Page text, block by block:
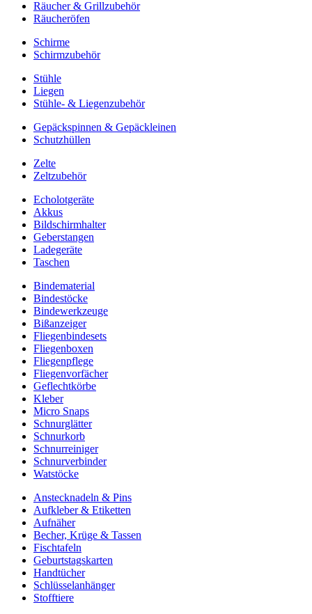
Räucher & Grillzubehör
Räucheröfen
Schirme
Schirmzubehör
Stühle
Liegen
Stühle- & Liegenzubehör
Gepäckspinnen & Gepäckleinen
Schutzhüllen
Zelte
Zeltzubehör
Echolotgeräte
Akkus
Bildschirmhalter
Geberstangen
Ladegeräte
Taschen
Bindematerial
Bindestöcke
Bindewerkzeuge
Bißanzeiger
Fliegenbindesets
Fliegenboxen
Fliegenpflege
Fliegenvorfächer
Geflechtkörbe
Kleber
Micro Snaps
Schnurglätter
Schnurkorb
Schnurreiniger
Schnurverbinder
Watstöcke
Anstecknadeln & Pins
Aufkleber & Etiketten
Aufnäher
Becher, Krüge & Tassen
Fischtafeln
Geburtstagskarten
Handtücher
Schlüsselanhänger
Stofftiere